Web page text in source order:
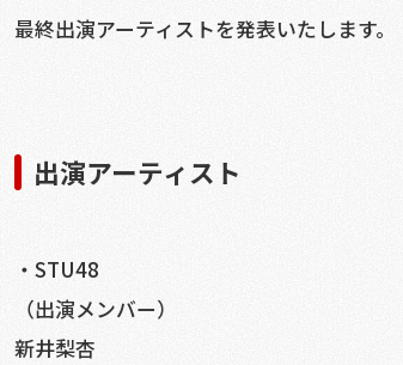
最終出演アーティストを発表いたします。
出演アーティスト
・STU48
（出演メンバー）
新井梨杏